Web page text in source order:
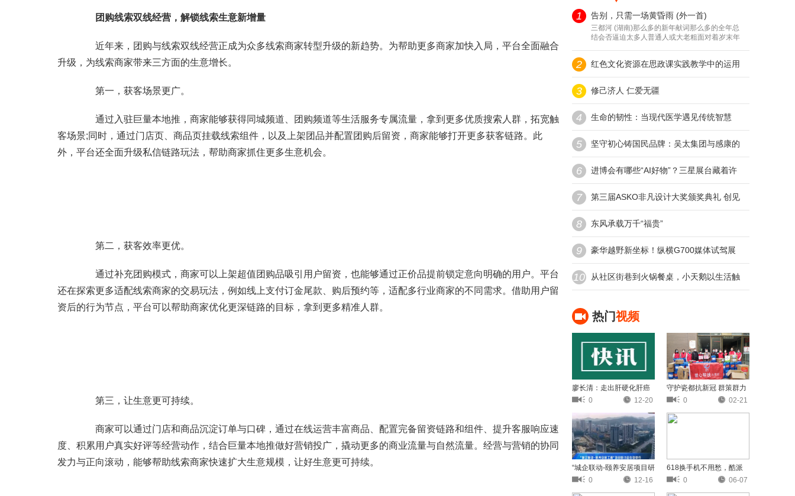
团购线索双线经营，解锁线索生意新增量
近年来，团购与线索双线经营正成为众多线索商家转型升级的新趋势。为帮助更多商家加快入局，平台全面融合
升级，为线索商家带来三方面的生意增长。
第一，获客场景更广。
通过入驻巨量本地推，商家能够获得同城频道、团购频道等生活服务专属流量，拿到更多优质搜索人群，拓宽触
客场景;同时，通过门店页、商品页挂载线索组件，以及上架团品并配置团购后留资，商家能够打开更多获客链路。此
外，平台还全面升级私信链路玩法，帮助商家抓住更多生意机会。
第二，获客效率更优。
通过补充团购模式，商家可以上架超值团购品吸引用户留资，也能够通过正价品提前锁定意向明确的用户。平台
还在探索更多适配线索商家的交易玩法，例如线上支付订金尾款、购后预约等，适配多行业商家的不同需求。借助用户留
资后的行为节点，平台可以帮助商家优化更深链路的目标，拿到更多精准人群。
第三，让生意更可持续。
商家可以通过门店和商品沉淀订单与口碑，通过在线运营丰富商品、配置完备留资链路和组件、提升客服响应速
度、积累用户真实好评等经营动作，结合巨量本地推做好营销投广，撬动更多的商业流量与自然流量。经营与营销的协同
发力与正向滚动，能够帮助线索商家快速扩大生意规模，让好生意更可持续。
1 告别，只需一场黄昏雨 (外一首)
三都河 (湖南)那么多的新年献词那么多的全年总
结会否逼迫太多人普通人或大老粗面对着岁末年
2 红色文化资源在思政课实践教学中的运用
研究
3 修己济人 仁爱无疆
4 生命的韧性：当现代医学遇见传统智慧
——走进武汉名逸肿瘤医院的康复之路
5 坚守初心铸国民品牌：吴太集团与感康的
二十余年发展之路
6 进博会有哪些“AI好物”？三星展台藏着许
多黑科技
7 第三届ASKO非凡设计大奖颁奖典礼 创见
非凡设计 共鉴荣耀时刻
8 东风承载万千“福贵”
9 豪华越野新坐标！纵横G700媒体试驾展
现“百万级体验”硬核实力
10 从社区街巷到火锅餐桌，小天鹅以生活触
热门视频
廖长清：走出肝硬化肝癌
的误区
0 12-20
守护瓷都抗新冠 群策群力
迎新篇
0 02-21
“城企联动-颐养安居项目研
讨会在京举行
0 12-16
618换手机不用愁，酷派
三款性价比之王登录京东
0 06-07